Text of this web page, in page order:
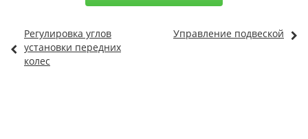
Регулировка углов
установки передних
колес
Управление подвеской